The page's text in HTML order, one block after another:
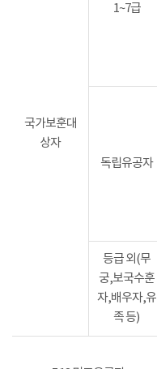
국가보훈대
상자
1~7급
독립유공자
등급 외(무
궁,보국수훈
자,배우자,유
족 등)